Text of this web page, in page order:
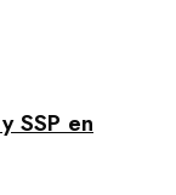
SSP en